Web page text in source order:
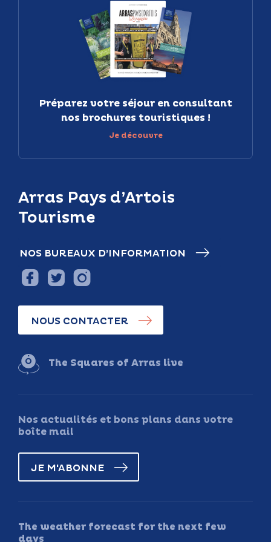
Arras Pays d’Artois
Tourisme
NOS BUREAUX D’INFORMATION
NOUS CONTACTER
The Squares of Arras live
Nos actualités et bons plans dans votre
boîte mail
JE M'ABONNE
The weather forecast for the next few
days
Préparez votre séjour en consultant
nos brochures touristiques !
Je découvre